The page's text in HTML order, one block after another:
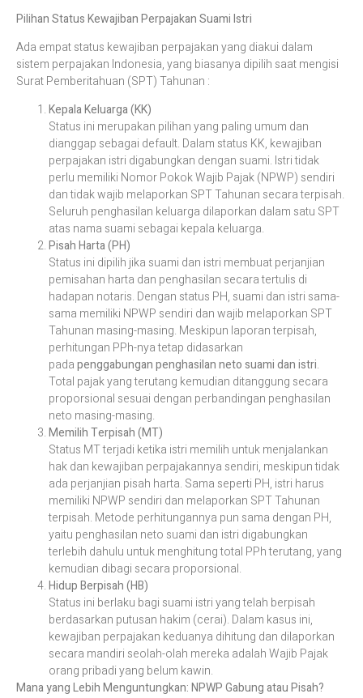
Pilihan Status Kewajiban Perpajakan Suami Istri
Ada empat status kewajiban perpajakan yang diakui dalam
sistem perpajakan Indonesia, yang biasanya dipilih saat mengisi
Surat Pemberitahuan (SPT) Tahunan :​
Kepala Keluarga (KK)
Status ini merupakan pilihan yang paling umum dan
dianggap sebagai default. Dalam status KK, kewajiban
perpajakan istri digabungkan dengan suami. Istri tidak
perlu memiliki Nomor Pokok Wajib Pajak (NPWP) sendiri
dan tidak wajib melaporkan SPT Tahunan secara terpisah.
Seluruh penghasilan keluarga dilaporkan dalam satu SPT
atas nama suami sebagai kepala keluarga.​
Pisah Harta (PH)
Status ini dipilih jika suami dan istri membuat perjanjian
pemisahan harta dan penghasilan secara tertulis di
hadapan notaris. Dengan status PH, suami dan istri sama-
sama memiliki NPWP sendiri dan wajib melaporkan SPT
Tahunan masing-masing. Meskipun laporan terpisah,
perhitungan PPh-nya tetap didasarkan
padapenggabungan penghasilan neto suami dan istri.
Total pajak yang terutang kemudian ditanggung secara
proporsional sesuai dengan perbandingan penghasilan
neto masing-masing.​
Memilih Terpisah (MT)
Status MT terjadi ketika istri memilih untuk menjalankan
hak dan kewajiban perpajakannya sendiri, meskipun tidak
ada perjanjian pisah harta. Sama seperti PH, istri harus
memiliki NPWP sendiri dan melaporkan SPT Tahunan
terpisah. Metode perhitungannya pun sama dengan PH,
yaitu penghasilan neto suami dan istri digabungkan
terlebih dahulu untuk menghitung total PPh terutang, yang
kemudian dibagi secara proporsional.
Hidup Berpisah (HB)
Status ini berlaku bagi suami istri yang telah berpisah
berdasarkan putusan hakim (cerai). Dalam kasus ini,
kewajiban perpajakan keduanya dihitung dan dilaporkan
secara mandiri seolah-olah mereka adalah Wajib Pajak
orang pribadi yang belum kawin.​
Mana yang Lebih Menguntungkan: NPWP Gabung atau Pisah?